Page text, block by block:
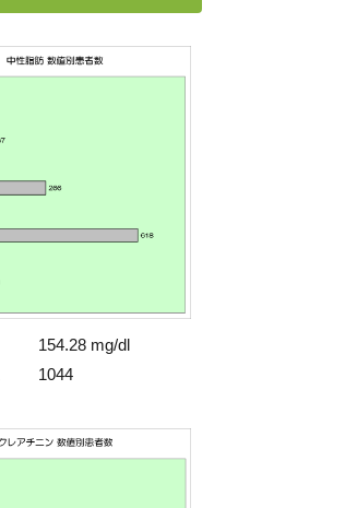
154.28 mg/dl
1044